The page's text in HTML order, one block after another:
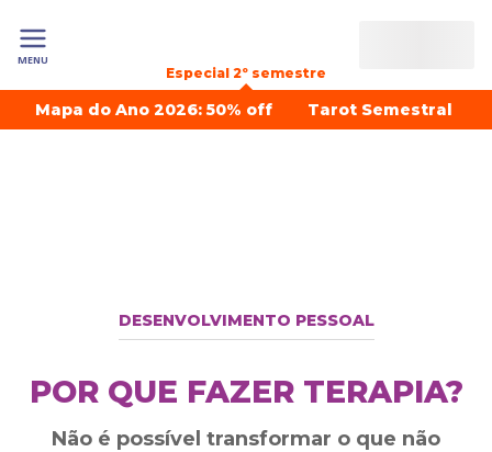
MENU
Especial 2º semestre
Mapa do Ano 2026: 50% off Tarot Semestral
DESENVOLVIMENTO PESSOAL
POR QUE FAZER TERAPIA?
Não é possível transformar o que não